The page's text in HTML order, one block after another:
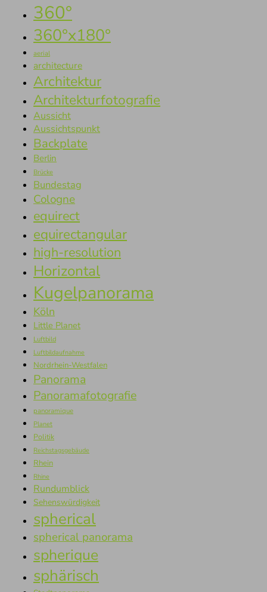
360°
360°x180°
aerial
architecture
Architektur
Architekturfotografie
Aussicht
Aussichtspunkt
Backplate
Berlin
Brücke
Bundestag
Cologne
equirect
equirectangular
high-resolution
Horizontal
Kugelpanorama
Köln
Little Planet
Luftbild
Luftbildaufnahme
Nordrhein-Westfalen
Panorama
Panoramafotografie
panoramique
Planet
Politik
Reichstagsgebäude
Rhein
Rhine
Rundumblick
Sehenswürdigkeit
spherical
spherical panorama
spherique
sphärisch